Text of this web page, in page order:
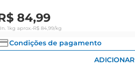
84,99
1kg aprox.•R$ 84,99/kg
Condições de pagamento